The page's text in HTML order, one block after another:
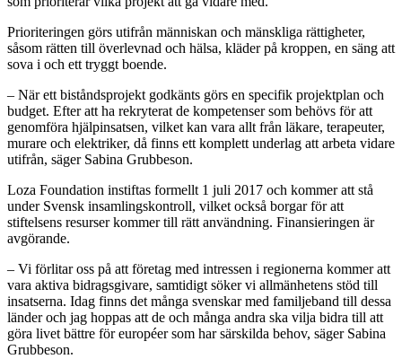
Prioriteringen görs utifrån människan och mänskliga rättigheter,
såsom rätten till överlevnad och hälsa, kläder på kroppen, en säng att
sova i och ett tryggt boende.
– När ett biståndsprojekt godkänts görs en specifik projektplan och
budget. Efter att ha rekryterat de kompetenser som behövs för att
genomföra hjälpinsatsen, vilket kan vara allt från läkare, terapeuter,
murare och elektriker, då finns ett komplett underlag att arbeta vidare
utifrån, säger Sabina Grubbeson.
Loza Foundation instiftas formellt 1 juli 2017 och kommer att stå
under Svensk insamlingskontroll, vilket också borgar för att
stiftelsens resurser kommer till rätt användning. Finansieringen är
avgörande.
– Vi förlitar oss på att företag med intressen i regionerna kommer att
vara aktiva bidragsgivare, samtidigt söker vi allmänhetens stöd till
insatserna. Idag finns det många svenskar med familjeband till dessa
länder och jag hoppas att de och många andra ska vilja bidra till att
göra livet bättre för européer som har särskilda behov, säger Sabina
Grubbeson.